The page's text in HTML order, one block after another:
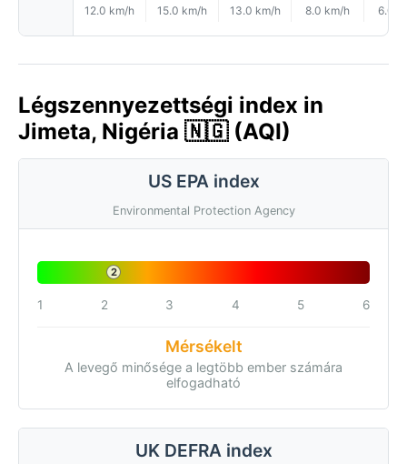
12.0 km/h 15.0 km/h 13.0 km/h 8.0 km/h 6.0
Légszennyezettségi index in
Jimeta, Nigéria 🇳🇬 (AQI)
US EPA index
Environmental Protection Agency
2
1 2 3 4 5 6
Mérsékelt
A levegő minősége a legtöbb ember számára
elfogadható
UK DEFRA index